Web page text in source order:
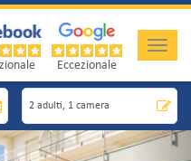
Toggle
Eccezionale